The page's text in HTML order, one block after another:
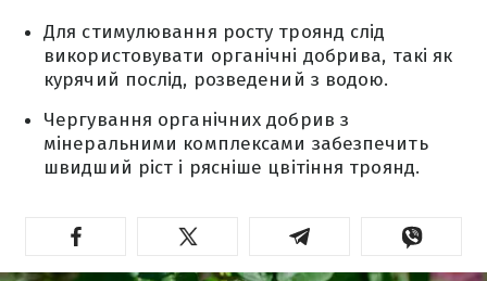
Для стимулювання росту троянд слід
використовувати органічні добрива, такі як
курячий послід, розведений з водою.
Чергування органічних добрив з
мінеральними комплексами забезпечить
швидший ріст і рясніше цвітіння троянд.